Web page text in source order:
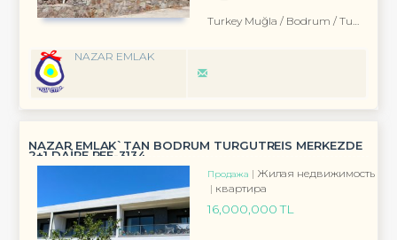
Turkey Muğla / Bodrum / Turgutreis
NAZAR EMLAK
NAZAR EMLAK`TAN BODRUM TURGUTREİS MERKEZDE
2+1 DAİRE REF-3134
Продажа
Жилая недвижимость
квартира
16,000,000 TL